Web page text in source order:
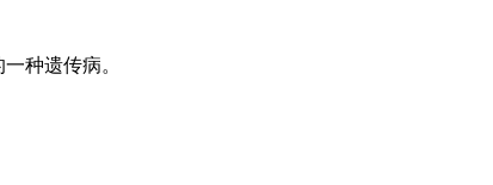
种遗传病。